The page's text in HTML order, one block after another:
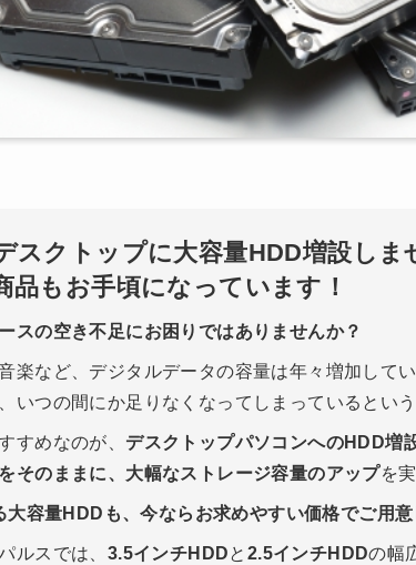
スクトップに大容量HDD増設しま
品もお手頃になっています！
スの空き不足にお困りではありませんか？
楽など、デジタルデータの容量は年々増加して
いつの間にか足りなくなってしまっているとい
すめなのが、 デスクトップパソコンへのHDD増
そのままに、大幅なストレージ容量のアップを
容量HDDも、今ならお求めやすい価格でご用意
ルスでは、 3.5インチHDDと 2.5インチHDDの幅